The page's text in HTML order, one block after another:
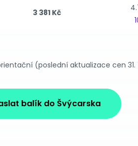
3 381 Kč
(poslední aktualizace cen 31.
balík do Švýcarska